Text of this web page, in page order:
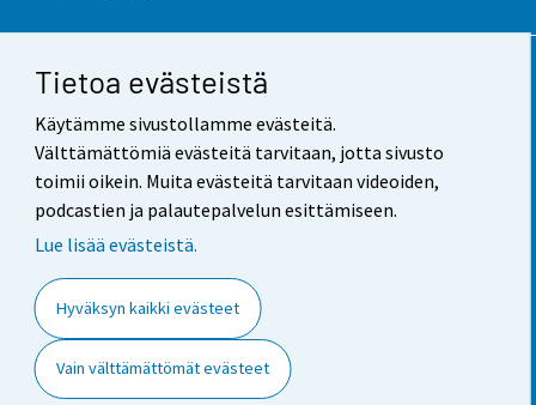
Tietoa evästeistä
Käytämme sivustollamme evästeitä.
Välttämättömiä evästeitä tarvitaan, jotta sivusto
toimii oikein. Muita evästeitä tarvitaan videoiden,
podcastien ja palautepalvelun esittämiseen.
Lue lisää evästeistä.
Hyväksyn kaikki evästeet
Vain välttämättömät evästeet
Yhteystiedot
Palaute
Käyttöehdot
Saavutettavuus
Tietoa sivustosta
Evästeasetukset